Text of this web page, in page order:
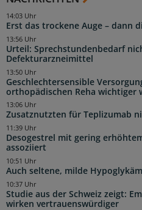
Erst das trockene Auge – dann
14:03 Uhr
Urteil: Sprechstundenbedarf
Defekturarzneimittel
13:56 Uhr
Geschlechtersensible
orthopädischen Reha wichtiger
13:50 Uhr
Zusatznutzten für Teplizumab
13:06 Uhr
Desogestrel mit gering
assoziiert
11:39 Uhr
Auch seltene, milde
10:51 Uhr
Studie aus der Schweiz zeigt:
wirken vertrauenswürdiger
10:37 Uhr